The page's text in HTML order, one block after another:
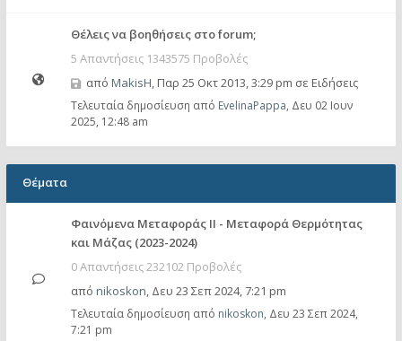
Θέλεις να βοηθήσεις στο forum;
5 Απαντήσεις 1343575 Προβολές
από MakisH, Παρ 25 Οκτ 2013, 3:29 pm σε Ειδήσεις
Τελευταία δημοσίευση από EvelinaPappa, Δευ 02 Ιουν
2025, 12:48 am
Θέματα
Φαινόμενα Μεταφοράς II - Μεταφορά Θερμότητας
και Μάζας (2023-2024)
0 Απαντήσεις 232102 Προβολές
από nikoskon, Δευ 23 Σεπ 2024, 7:21 pm
Τελευταία δημοσίευση από nikoskon, Δευ 23 Σεπ 2024,
7:21 pm